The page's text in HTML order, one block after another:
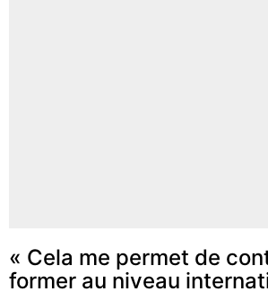
« Cela me permet de
former au niveau